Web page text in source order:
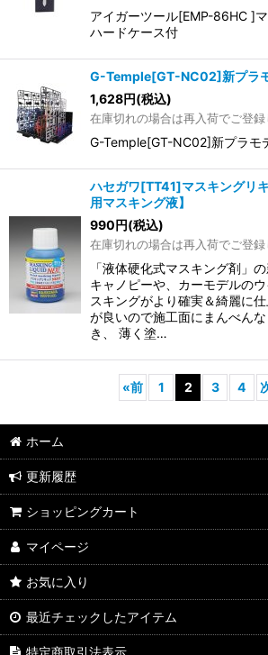
アイガーツール[EMP-86HC ]
ハードケース付
G-Temple[GT-NC02]新プラ
1,628円(税込)
在庫切れの場合は再入荷でご登
G-Temple[GT-NC02]新プラモ
ハセガワ[TT41]マスキングリ
用マスキング液】
990円(税込)
在庫切れの場合は再入荷でご登
「液体硬化式マスキング剤」
キャノピーや、カーモデルの
スキングがより確実＆綺麗に
が良いので施工面にまんべん
き、 薄く塗…
«前 1 2 3 4
ホーム
更新履歴
ショッピングカート
マイページ
お気に入り
最近チェックしたアイテム
特定商取引法表示